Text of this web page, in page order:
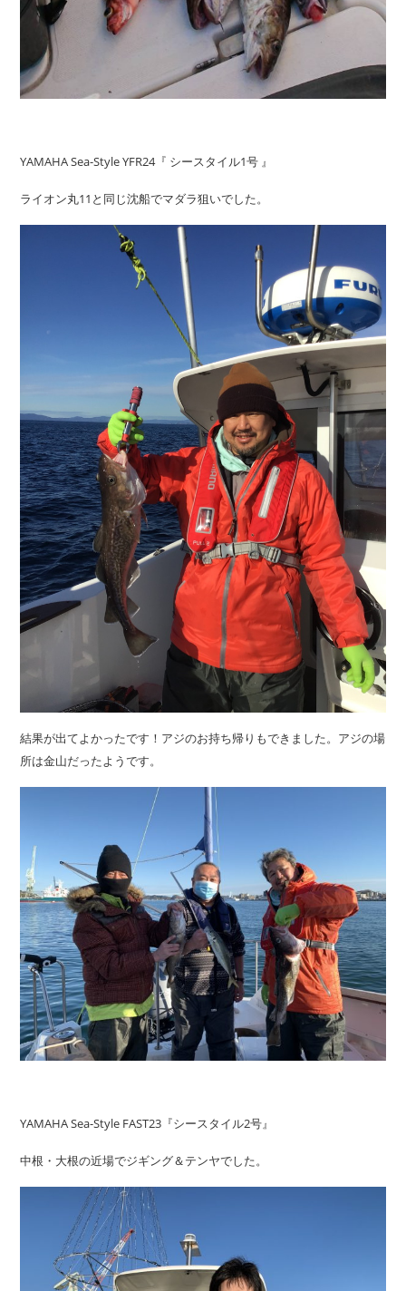
YAMAHA Sea-Style YFR24『 シースタイル1号 』
ライオン丸11と同じ沈船でマダラ狙いでした。
結果が出てよかったです！アジのお持ち帰りもできました。アジの場
所は金山だったようです。
YAMAHA Sea-Style FAST23『シースタイル2号』
中根・大根の近場でジギング＆テンヤでした。